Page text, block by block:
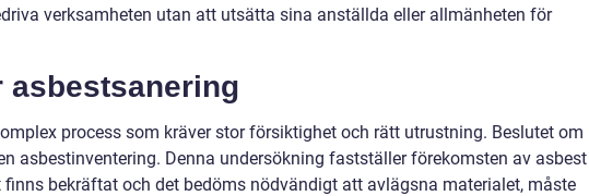
verksamheten utan att utsätta sina anställda eller allmänheten för
asbestsanering
process som kräver stor försiktighet och rätt utrustning. Beslutet om
asbestinventering. Denna undersökning fastställer förekomsten av asbest
finns bekräftat och det bedöms nödvändigt att avlägsna materialet, måste